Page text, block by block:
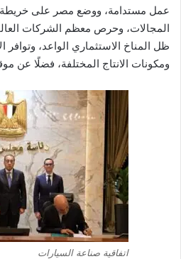
عمل مستدامة، ووضع مصر على خريطة
المجالات، وحرص معظم الشركات
ظل المناخ الاستثماري الواعد، وتوافر
ومكونات الانتاج المختلفة، فضلًا عن
اتفاقية صناعة السيارات